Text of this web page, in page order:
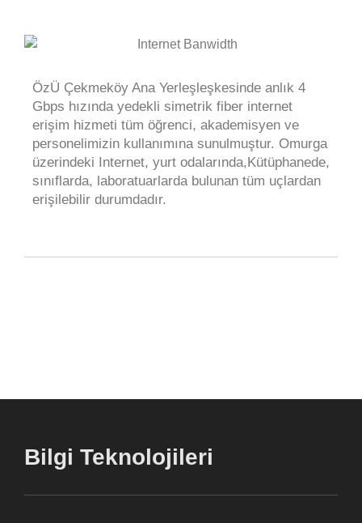
ÖzÜ Çekmeköy Ana Yerleşleşkesinde anlık 4
Gbps hızında yedekli simetrik fiber internet
erişim hizmeti tüm öğrenci, akademisyen ve
personelimizin kullanımına sunulmuştur. Omurga
üzerindeki Internet, yurt odalarında,Kütüphanede,
sınıflarda, laboratuarlarda bulunan tüm uçlardan
erişilebilir durumdadır.
Bilgi Teknolojileri